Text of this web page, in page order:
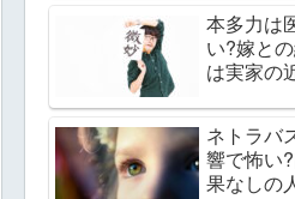
本多力は
い?嫁と
は実家の
ネトラバ
響で怖い
果なしの